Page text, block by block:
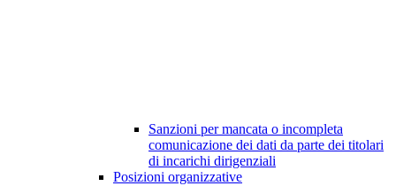
Sanzioni per mancata o incompleta
comunicazione dei dati da parte dei titolari
di incarichi dirigenziali
Posizioni organizzative